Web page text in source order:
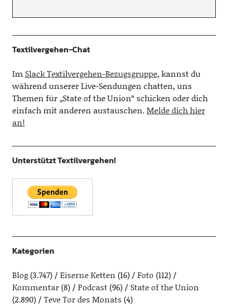
Textilvergehen-Chat
Im Slack Textilvergehen-Bezugsgruppe, kannst du
während unserer Live-Sendungen chatten, uns
Themen für „State of the Union“ schicken oder dich
einfach mit anderen austauschen.Melde dich hier
an!
Unterstützt Textilvergehen!
Kategorien
Blog(3.747) Eiserne Ketten (16) Foto (112)
Kommentar(8) Podcast(96)
State of the Union
(2.890)
Teve Tor des Monats (4)